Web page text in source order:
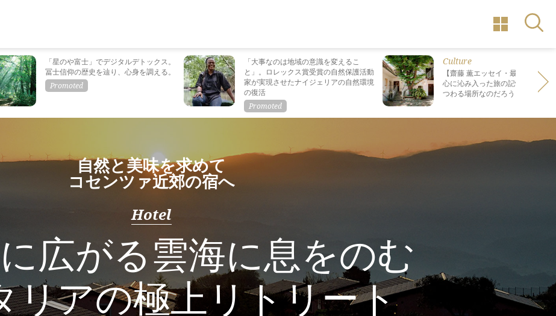
「星のや富士」でデジタルデトックス。
冨士信仰の歴史を辿り、心身を調える。
「大事なのは地域の意識を変えるこ
と」。ロレックス賞受賞の自然保護活動
家が実現させたナイジェリアの自然環境
の復活
Culture
【齋藤 薫エッセイ・最終回】 最
心に沁み入った旅の記憶は なぜ“死
つわる場所なのだろう？
自然と美味を求めて
コセンツァ近郊の宿へ
Hotel
広がる雲海に息をのむ
リアの極上リトリート